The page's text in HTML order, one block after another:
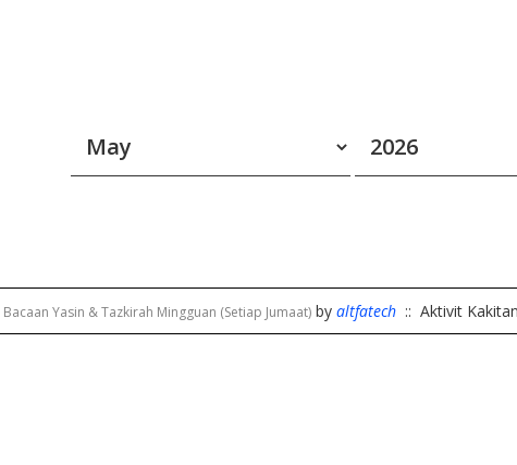
Bacaan Yasin & Tazkirah Mingguan (Setiap Jumaat)by altfatech:: Aktivit